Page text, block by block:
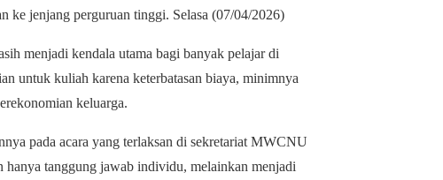
ke jenjang perguruan tinggi. Selasa (07/04/2026)
menjadi kendala utama bagi banyak pelajar di
untuk kuliah karena keterbatasan biaya, minimnya
keluarga.
pada acara yang terlaksan di sekretariat MWCNU
hanya tanggung jawab individu, melainkan menjadi